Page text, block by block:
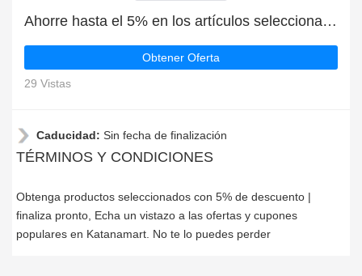
Ahorre hasta el 5% en los artículos seleccionados | fin en breve
Obtener Oferta
29 Vistas
Caducidad: Sin fecha de finalización
TÉRMINOS Y CONDICIONES
Obtenga productos seleccionados con 5% de descuento |
finaliza pronto, Echa un vistazo a las ofertas y cupones
populares en Katanamart. No te lo puedes perder